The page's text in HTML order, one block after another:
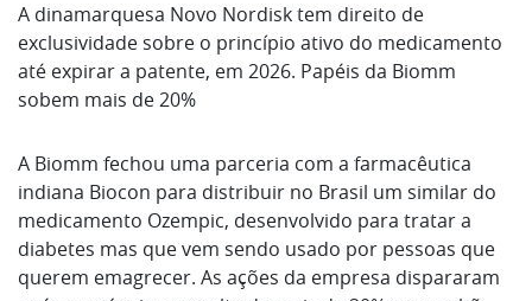
A dinamarquesa Novo Nordisk tem direito de
exclusividade sobre o princípio ativo do medicamento
até expirar a patente, em 2026. Papéis da Biomm
sobem mais de 20%
A Biomm fechou uma parceria com a farmacêutica
indiana Biocon para distribuir no Brasil um similar do
medicamento Ozempic, desenvolvido para tratar a
diabetes mas que vem sendo usado por pessoas que
querem emagrecer. As ações da empresa dispararam